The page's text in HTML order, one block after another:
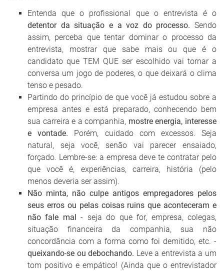
Entenda que o profissional que o entrevista é o
detentor da situação e a voz do processo. Sendo
assim, perceba que tentar dominar o processo da
entrevista, mostrar que sabe mais ou que é o
candidato que TEM QUE ser escolhido vai tornar a
conversa um jogo de poderes, o que deixará o clima
tenso e pesado.
Partindo do princípio de que você já estudou sobre a
empresa antes e está preparado, conhecendo bem
sua carreira e a companhia, mostre energia, interesse
e vontade. Porém, cuidado com excessos. Seja
natural, seja você, senão vai parecer ensaiado,
forçado. Lembre-se: a empresa deve te contratar pelo
que você é, experiências, carreira, história (pelo
menos deveria ser assim).
Não minta, não culpe antigos empregadores pelos
seus erros ou pelas coisas ruins que aconteceram e
não fale mal- seja do que for, empresa, colegas,
situação financeira da companhia, sua não
concordância com a forma como foi demitido, etc. -
queixando-se ou debochando. Leve a entrevista a um
tom positivo e empático! (Ainda que o entrevistador